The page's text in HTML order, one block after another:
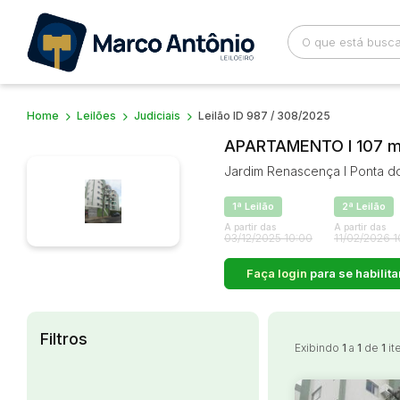
Busca por palavra-chave Categoria
Bairro
Home Leilões Judiciais Leilão ID 987 / 308/2025
APARTAMENTO I 107
Jardim Renascença I Ponta
1ª Leilão
A partir das
03/12/2025 10:00
2ª Leilão
A partir das
11/02/2026
Faça login para se
Filtros Exibindo 1 a 1 de 1